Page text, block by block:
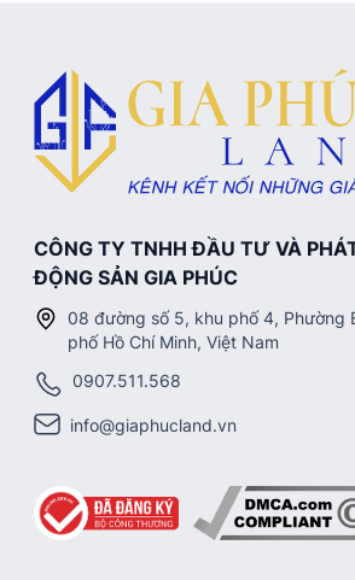
CÔNG TY TNHH ĐẦU TƯ VÀ
ĐỘNG SẢN GIA PHÚC
08 đường số 5, khu phố 4, Phường
phố Hồ Chí Minh, Việt Nam
0907.511.568
info@giaphucland.vn